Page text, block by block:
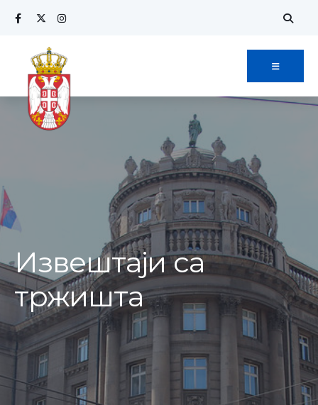
Извештаји са
тржишта